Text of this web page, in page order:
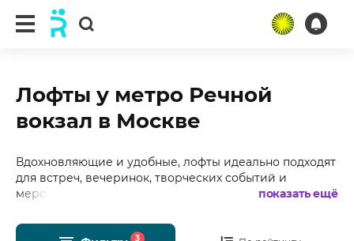
Лофты у метро Речной
вокзал в Москве
Вдохновляющие и удобные, лофты идеально подходят
для встреч, вечеринок, творческих событий и
мероприятий, где важно не просто провести время,
более 20 лофтов у метро Речной вокзал в Москве с
показать ещё
3